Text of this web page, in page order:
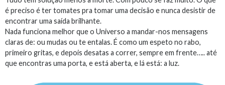
é preciso é ter tomates pra tomar uma decisão e nunca desistir de
encontrar uma saída brilhante.
Nada funciona melhor que o Universo a mandar-nos mensagens
claras de: ou mudas ou te entalas. É como um espeto no rabo,
primeiro gritas, e depois desatas a correr, sempre em frente….. até
que encontras uma porta, e está aberta, e lá está: a luz.